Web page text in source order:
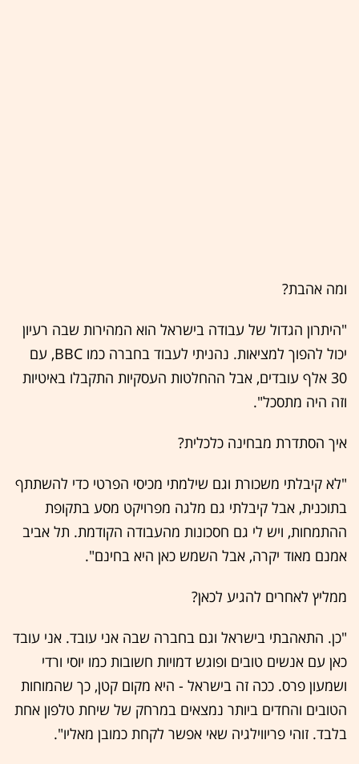
ומה אהבת?
"היתרון הגדול של עבודה בישראל הוא המהירות שבה רעיון
יכול להפוך למציאות. נהניתי לעבוד בחברה כמו BBC, עם
30 אלף עובדים, אבל ההחלטות העסקיות התקבלו באיטיות
וזה היה מתסכל".
איך הסתדרת מבחינה כלכלית?
"לא קיבלתי משכורת וגם שילמתי מכיסי הפרטי כדי להשתתף
בתוכנית, אבל קיבלתי גם מלגה מפרויקט מסע בתקופת
ההתמחות, ויש לי גם חסכונות מהעבודה הקודמת. תל אביב
אמנם מאוד יקרה, אבל השמש כאן היא בחינם".
ממליץ לאחרים להגיע לכאן?
"כן. התאהבתי בישראל וגם בחברה שבה אני עובד. אני עובד
כאן עם אנשים טובים ופוגש דמויות חשובות כמו יוסי ורדי
ושמעון פרס. ככה זה בישראל - היא מקום קטן, כך שהמוחות
הטובים והחדים ביותר נמצאים במרחק של שיחת טלפון אחת
בלבד. זוהי פריווילגיה שאי אפשר לקחת כמובן מאליו".